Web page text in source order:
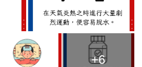
+6